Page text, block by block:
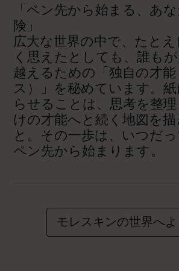
「ペン先から始まる、あ
険」
広大な世界の中で、たとえ
く思えたとしても、誰も
越えるための「独自の才
ス）」を秘めています。
らせることは、思考を整
けの才能へと続く地図を描
と。その一歩は、いつだ
ペン先から始まります。
モレスキンの世界へ